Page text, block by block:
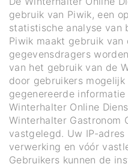
gebruik van Piwik, een
statistische analyse van
Piwik maakt gebruik van
gegevensdragers
van het gebruik van de
door gebruikers
gegenereerde
Winterhalter Online
Winterhalter Gastronom
vastgelegd. Uw IP-
verwerking en vóór
Gebruikers kunnen de